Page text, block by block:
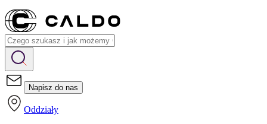
Napisz do nas
Oddziały